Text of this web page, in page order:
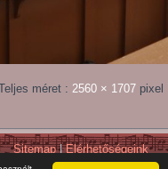
méret : 2560 × 1707 pixel
Sitemap|Elérhetőségeink
© 2026. All Rights